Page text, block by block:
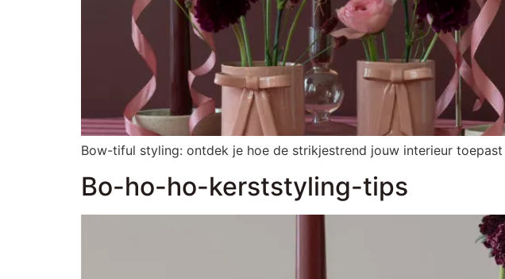
Bow-tiful styling: ontdek je hoe de strikjestrend jouw interieur toepast
Bo-ho-ho-kerststyling-tips